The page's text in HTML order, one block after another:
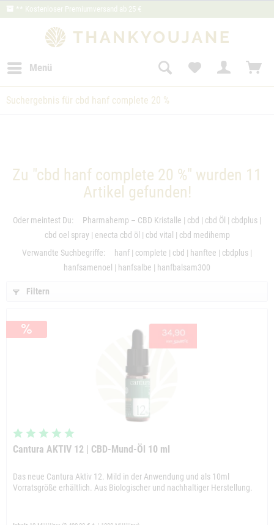
** Kostenloser Premiumversand ab 25 €
Menü
Suchergebnis für cbd hanf complete 20 %
Zu "cbd hanf complete 20 %" wurden 11
Artikel gefunden!
Oder meintest Du: Pharmahemp – CBD Kristalle | cbd | cbd Öl | cbdplus |
cbd oel spray | enecta cbd öl | cbd vital | cbd medihemp
Verwandte Suchbegriffe:
hanf | complete | cbd | hanftee | cbdplus |
hanfsamenoel | hanfsalbe | hanfbalsam300
Filtern
Cantura AKTIV 12 | CBD-Mund-Öl 10 ml
Das neue Cantura Aktiv 12. Mild in der Anwendung und als 10ml
Vorratsgröße erhältlich. Aus Biologischer und nachhaltiger Herstellung.